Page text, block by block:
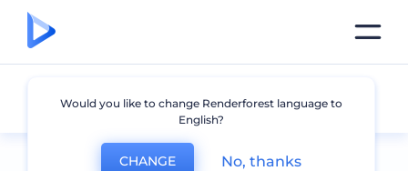
Película
Would you like to change Renderforest language to
English?
CHANGE No, thanks